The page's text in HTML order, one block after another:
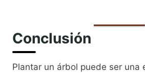
Conclusión
Plantar un árbol puede ser una